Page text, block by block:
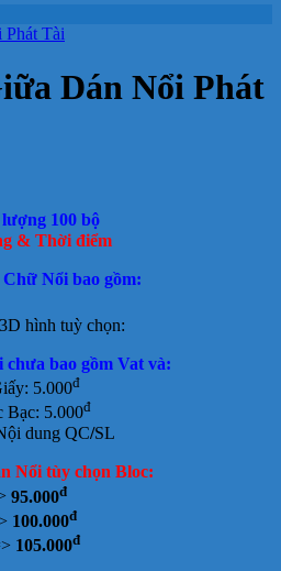
nay
giá
Treo
Tường
giá
Bloc
Khổ
luận
Bảng
giá
Dán Nổi Phát
100 bộ
& Thời điểm
Nổi bao gồm:
hình tuỳ chọn:
bao gồm Vat và:
5.000đ
Bạc: 5.000đ
dung QC/SL
Nổi tùy chọn Bloc:
95.000đ
100.000đ
105.000đ